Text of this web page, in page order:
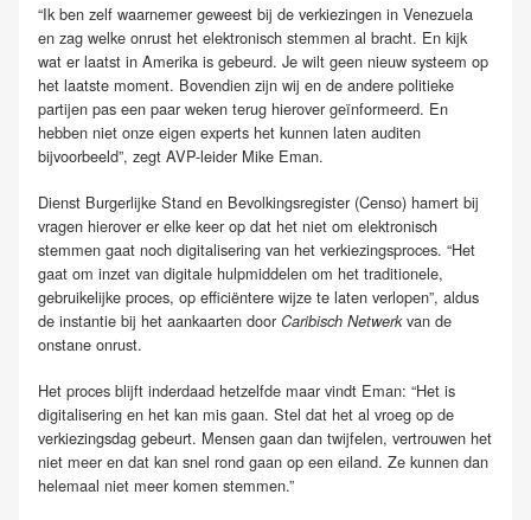
“Ik ben zelf waarnemer geweest bij de verkiezingen in Venezuela
en zag welke onrust het elektronisch stemmen al bracht. En kijk
wat er laatst in Amerika is gebeurd. Je wilt geen nieuw systeem op
het laatste moment. Bovendien zijn wij en de andere politieke
partijen pas een paar weken terug hierover geïnformeerd. En
hebben niet onze eigen experts het kunnen laten auditen
bijvoorbeeld”, zegt AVP-leider Mike Eman.
Dienst Burgerlijke Stand en Bevolkingsregister (Censo) hamert bij
vragen hierover er elke keer op dat het niet om elektronisch
stemmen gaat noch digitalisering van het verkiezingsproces. “Het
gaat om inzet van digitale hulpmiddelen om het traditionele,
gebruikelijke proces, op efficiëntere wijze te laten verlopen”, aldus
de instantie bij het aankaarten door Caribisch Netwerkvan de
onstane onrust.
Het proces blijft inderdaad hetzelfde maar vindt Eman: “Het is
digitalisering en het kan mis gaan. Stel dat het al vroeg op de
verkiezingsdag gebeurt. Mensen gaan dan twijfelen, vertrouwen het
niet meer en dat kan snel rond gaan op een eiland. Ze kunnen dan
helemaal niet meer komen stemmen.”